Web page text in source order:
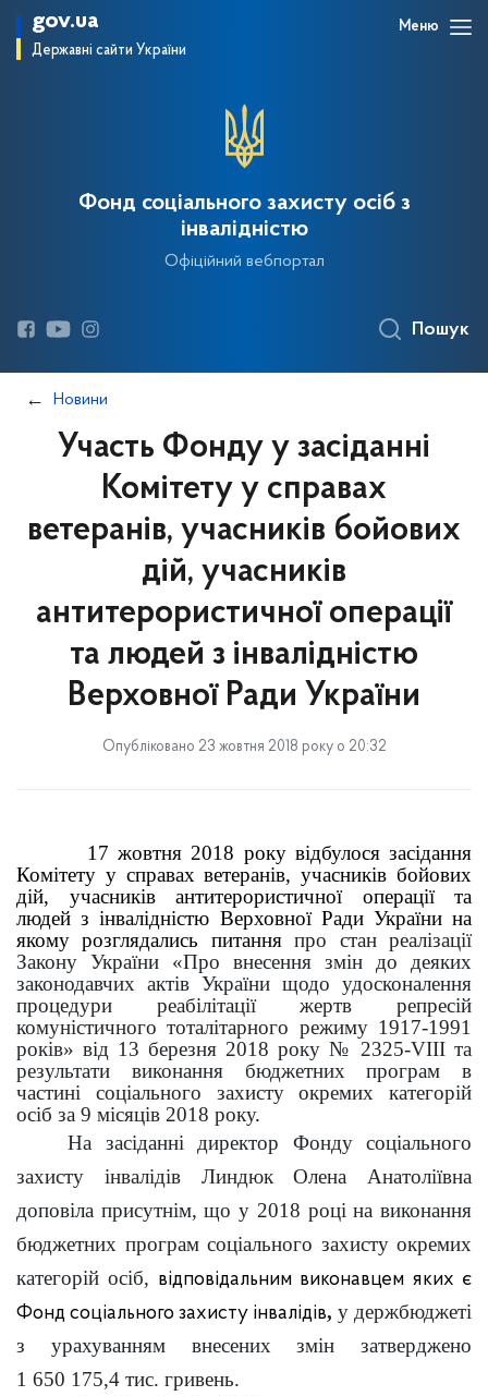
gov.ua
Державні сайти України
Меню
Фонд соціального захисту осіб з
інвалідністю
Офіційний вебпортал
Пошук
Новини
Участь Фонду у засіданні
Комітету у справах
ветеранів, учасників бойових
дій, учасників
антитерористичної операції
та людей з інвалідністю
Верховної Ради України
Опубліковано 23 жовтня 2018 року о 20:32
17 жовтня 2018 року відбулося засідання
Комітету у справах ветеранів, учасників бойових
дій, учасників антитерористичної операції та
людей з інвалідністю Верховної Ради України на
якому розглядались питанняпро стан реалізації
Закону України «Про внесення змін до деяких
законодавчих актів України щодо удосконалення
процедури реабілітації жертв репресій
комуністичного тоталітарного режиму 1917-1991
років» від 13 березня 2018 року № 2325-VIII та
результати виконання бюджетних програм в
частині соціального захисту окремих категорій
осіб за 9 місяців 2018 року.
На засіданні директор Фонду соціального
захисту інвалідів Линдюк Олена Анатоліївна
доповіла присутнім, що у 2018 році на виконання
бюджетних програм соціального захисту окремих
категорій осіб, відповідальним виконавцем яких є
Фонд соціального захисту інвалідів, у держбюджеті
з урахуванням внесених змін затверджено
1 650 175,4 тис. гривень.